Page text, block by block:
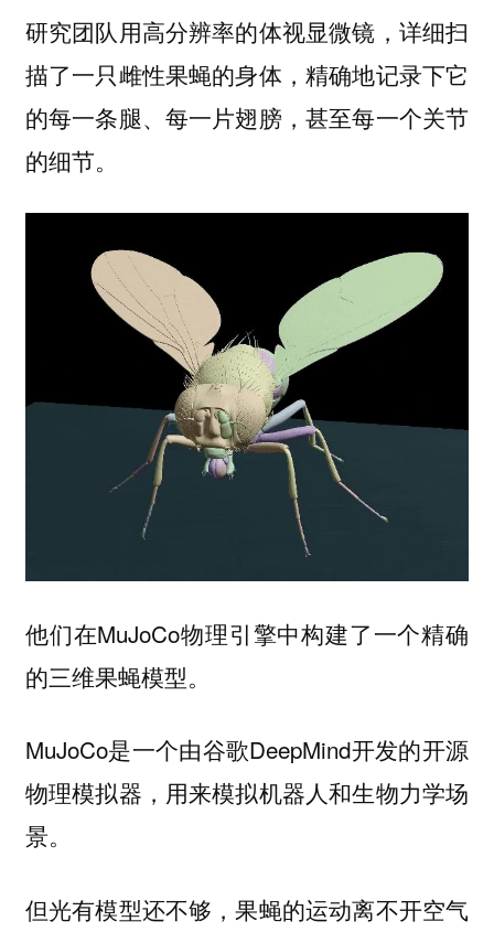
研究团队用高分辨率的体视显微镜，详细扫
描了一只雌性果蝇的身体，精确地记录下它
的每一条腿、每一片翅膀，甚至每一个关节
的细节。
他们在MuJoCo物理引擎中构建了一个精确
的三维果蝇模型。
MuJoCo是一个由谷歌DeepMind开发的开源
物理模拟器，用来模拟机器人和生物力学场
景。
但光有模型还不够，果蝇的运动离不开空气